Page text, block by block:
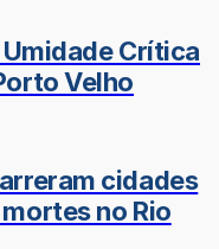
Crítica
Velho
cidades
no Rio